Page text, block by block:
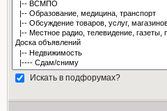
Искать в подфорумах?